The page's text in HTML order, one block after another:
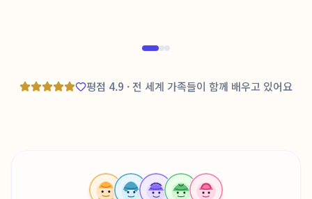
평점 4.9 · 전 세계 가족들이 함께 배우고 있어요